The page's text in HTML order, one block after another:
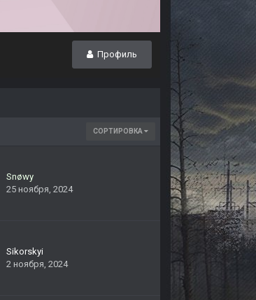
Профиль
СОРТИРОВКА
Snøwy
25 ноября, 2024
Sikorskyi
2 ноября, 2024